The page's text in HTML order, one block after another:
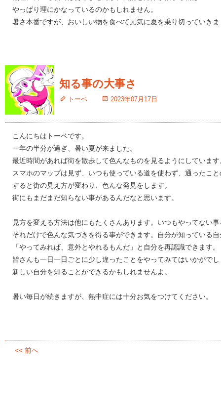
やっぱり理にかなっているのかもしれません。
暑さ本番ですが、おいしい物を食べて元気に夏を乗り切っていき
知る事の大事さ
トーベ 2023年07月17日
こんにちはトーベです。
一年の半分が過ぎ、暑い夏が来ました。
最近時間があれば街を散歩して色んなものを見るようにしています
スマホのマップは見ず、いつも使っている道を使わず、通ったこ
すると街の見え方が変わり、色んな発見をします。
街にもまだまだ知らない事があるんだなと思います。
見方を変える方法は他にもたくさんあります。いつもやってない
それだけで色んな気づきを得る事ができます。自分が知っている自
「やってみれば、意外とやれるもんだ」と自分を再認識できます。
皆さんも一日一日ごとに少し違ったことをやってみてはいかがで
新しい自分を知ることができるかもしれませんよ。
暑い毎日が続きますが、熱中症には十分お気をつけてください。
<< 前へ